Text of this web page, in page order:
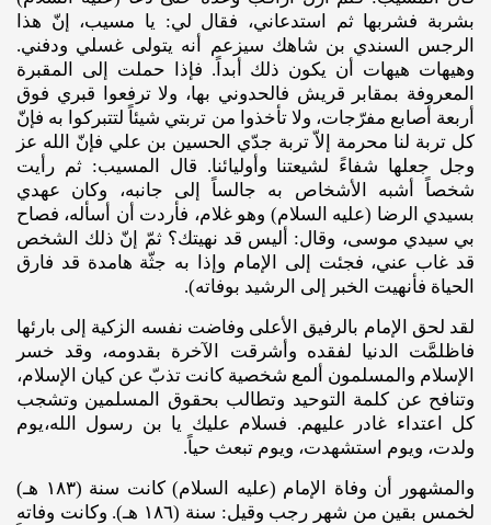
بشربة فشربها ثم استدعاني، فقال لي: يا مسيب، إنّ هذا
الرجس السندي بن شاهك سيزعم أنه يتولى غسلي ودفني.
وهيهات هيهات أن يكون ذلك أبداً. فإذا حملت إلى المقبرة
المعروفة بمقابر قريش فالحدوني بها، ولا ترفعوا قبري فوق
أربعة أصابع مفرّجات، ولا تأخذوا من تربتي شيئاً لتتبركوا به فإنّ
كل تربة لنا محرمة إلاّ تربة جدّي الحسين بن علي فإنّ الله عز
وجل جعلها شفاءً لشيعتنا وأوليائنا. قال المسيب: ثم رأيت
شخصاً أشبه الأشخاص به جالساً إلى جانبه، وكان عهدي
بسيدي الرضا (عليه‌ السلام) وهو غلام، فأردت أن أسأله، فصاح
بي سيدي موسى، وقال: أليس قد نهيتك؟ ثمّ إنّ ذلك الشخص
قد غاب عني، فجئت إلى الإمام وإذا به جثّة هامدة قد فارق
الحياة فأنهيت الخبر إلى الرشيد بوفاته).
لقد لحق الإمام بالرفيق الأعلى وفاضت نفسه الزكية إلى بارئها
فاظلمَّت الدنيا لفقده وأشرقت الآخرة بقدومه، وقد خسر
الإسلام والمسلمون ألمع شخصية كانت تذبّ عن كيان الإسلام،
وتنافح عن كلمة التوحيد وتطالب بحقوق المسلمين وتشجب
كل اعتداء غادر عليهم. فسلام عليك يا بن رسول الله،يوم
ولدت، ويوم استشهدت، ويوم تبعث حياً.
والمشهور أن وفاة الإمام (عليه‌ السلام) كانت سنة (١٨٣ هـ)
لخمس بقين من شهر رجب وقيل: سنة (١٨٦ هـ). وكانت وفاته